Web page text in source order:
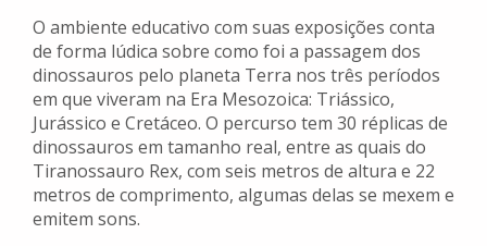
O ambiente educativo com suas exposições conta
de forma lúdica sobre como foi a passagem dos
dinossauros pelo planeta Terra nos três períodos
em que viveram na Era Mesozoica: Triássico,
Jurássico e Cretáceo. O percurso tem 30 réplicas de
dinossauros em tamanho real, entre as quais do
Tiranossauro Rex, com seis metros de altura e 22
metros de comprimento, algumas delas se mexem e
emitem sons.